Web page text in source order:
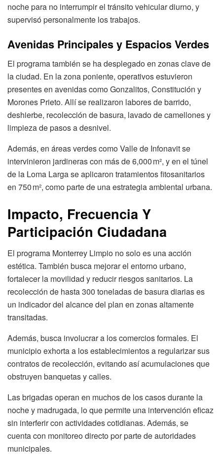
noche para no interrumpir el tránsito vehicular diurno, y
supervisó personalmente los trabajos.
Avenidas Principales y Espacios Verdes
El programa también se ha desplegado en zonas clave de
la ciudad. En la zona poniente, operativos estuvieron
presentes en avenidas como Gonzalitos, Constitución y
Morones Prieto. Allí se realizaron labores de barrido,
deshierbe, recolección de basura, lavado de camellones y
limpieza de pasos a desnivel.
Además, en áreas verdes como Valle de Infonavit se
intervinieron jardineras con más de 6,000 m², y en el túnel
de la Loma Larga se aplicaron tratamientos fitosanitarios
en 750 m², como parte de una estrategia ambiental urbana.
Impacto, Frecuencia Y
Participación Ciudadana
El programa Monterrey Limpio no solo es una acción
estética. También busca mejorar el entorno urbano,
fortalecer la movilidad y reducir riesgos sanitarios. La
recolección de hasta 300 toneladas de basura diarias es
un indicador del alcance del plan en zonas altamente
transitadas.
Además, busca involucrar a los comercios formales. El
municipio exhorta a los establecimientos a regularizar sus
contratos de recolección, evitando así acumulaciones que
obstruyen banquetas y calles.
Las brigadas operan en muchos de los casos durante la
noche y madrugada, lo que permite una intervención eficaz
sin interferir con actividades cotidianas. Además, se
cuenta con monitoreo directo por parte de autoridades
municipales.